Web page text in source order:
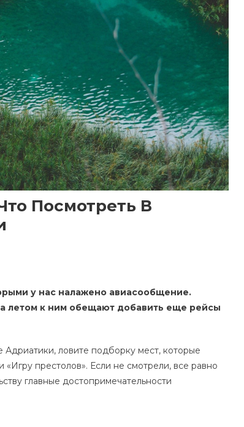
Посмотреть В
у нас налажено авиасообщение.
летом к ним обещают добавить еще рейсы
Адриатики, ловите подборку мест, которые
престолов». Если не смотрели, все равно
главные достопримечательности